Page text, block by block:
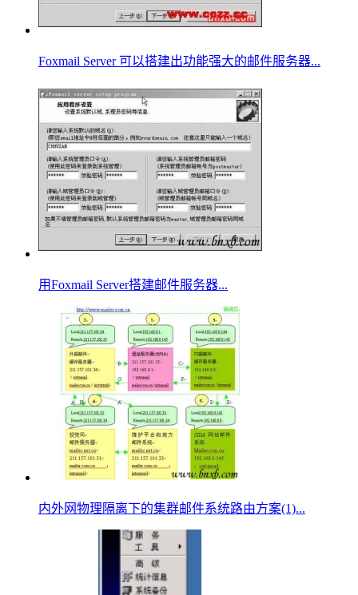
Foxmail Server 可以搭建出功能强大的邮件服务器...
用Foxmail Server搭建邮件服务器...
内外网物理隔离下的集群邮件系统路由方案(1)...